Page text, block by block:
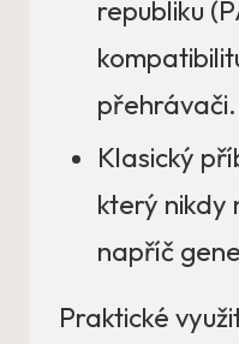
republiku
přehrávači.
Klasický
který nikdy
napříč
Praktické